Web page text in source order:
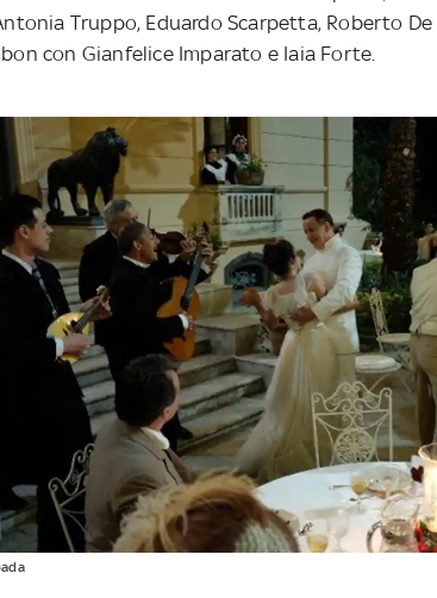
Truppo, Eduardo Scarpetta, Roberto
con Gianfelice Imparato e Iaia Forte.